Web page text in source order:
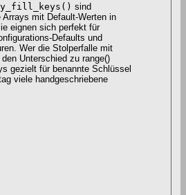
sind
mit Default-Werten in
eignen sich perfekt für
Defaults und
Wer die Stolperfalle mit
Unterschied zu range()
gezielt für benannte Schlüssel
viele handgeschriebene